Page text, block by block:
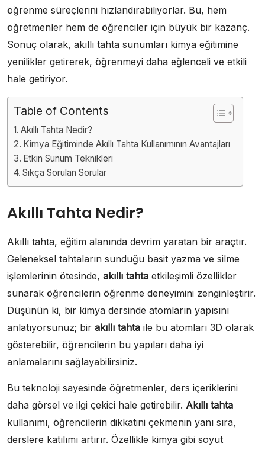
öğrenme süreçlerini hızlandırabiliyorlar. Bu, hem
öğretmenler hem de öğrenciler için büyük bir kazanç.
Sonuç olarak, akıllı tahta sunumları kimya eğitimine
yenilikler getirerek, öğrenmeyi daha eğlenceli ve etkili
hale getiriyor.
Table of Contents
Akıllı Tahta Nedir?
Kimya Eğitiminde Akıllı Tahta Kullanımının Avantajları
Etkin Sunum Teknikleri
Sıkça Sorulan Sorular
Akıllı Tahta Nedir?
Akıllı tahta, eğitim alanında devrim yaratan bir araçtır.
Geleneksel tahtaların sunduğu basit yazma ve silme
işlemlerinin ötesinde, akıllı tahta etkileşimli özellikler
sunarak öğrencilerin öğrenme deneyimini zenginleştirir.
Düşünün ki, bir kimya dersinde atomların yapısını
anlatıyorsunuz; bir akıllı tahta ile bu atomları 3D olarak
gösterebilir, öğrencilerin bu yapıları daha iyi
anlamalarını sağlayabilirsiniz.
Bu teknoloji sayesinde öğretmenler, ders içeriklerini
daha görsel ve ilgi çekici hale getirebilir. Akıllı tahta
kullanımı, öğrencilerin dikkatini çekmenin yanı sıra,
derslere katılımı artırır. Özellikle kimya gibi soyut